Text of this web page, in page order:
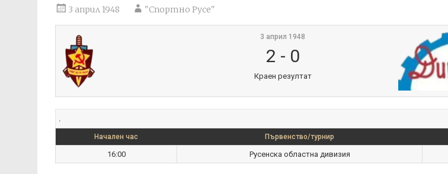
3 април 1948 "Спортно Русе"
3 април 1948
2 - 0
Краен резултат
.
Начален час Първенство/турнир
16:00 Русенска областна дивизия